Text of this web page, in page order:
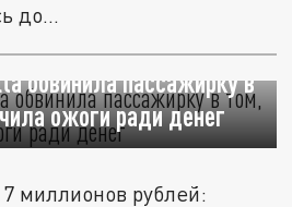
до...
обвинила пассажирку в
ожоги ради денег
миллионов рублей: